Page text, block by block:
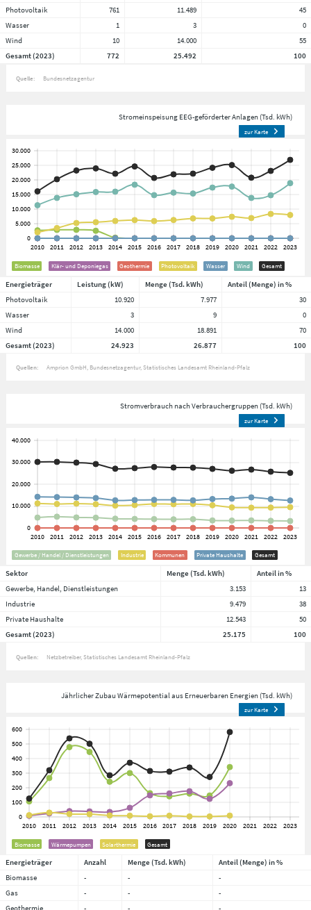
Photovoltaik
761 11.489
45
Wasser
1 3
0
Wind
10 14.000
55
Gesamt (2023)
772 25.492 100
Quelle: Bundesnetzagentur
Stromeinspeisung EEG-geförderter Anlagen (Tsd. kWh)
zur Karte
Biomasse Klär- und Deponiegas Geothermie Photovoltaik Wasser Wind Gesamt
Energieträger Leistung (kW) Menge (Tsd. kWh)
Anteil (Menge) in %
Photovoltaik
10.920 7.977
30
Wasser
3 9
0
Wind
14.000 18.891
70
Gesamt (2023)
24.923 26.877 100
Quellen: Amprion GmbH Bundesnetzagentur Statistisches Landesamt Rheinland-Pfalz
Stromverbrauch nach Verbrauchergruppen (Tsd. kWh)
zur Karte
Gewerbe / Handel / Dienstleistungen Industrie Kommunen Private Haushalte Gesamt
Sektor Menge (Tsd. kWh)
Anteil in %
Gewerbe, Handel, Dienstleistungen
3.153
13
Industrie
9.479
38
Private Haushalte
12.543
50
Gesamt (2023)
25.175 100
Quellen: Netzbetreiber Statistisches Landesamt Rheinland-Pfalz
Jährlicher Zubau Wärmepotential aus Erneuerbaren Energien (Tsd. kWh)
zur Karte
Biomasse Wärmepumpen Solarthermie Gesamt
Energieträger Anzahl Menge (Tsd. kWh)
Anteil (Menge) in %
Biomasse
- -
-
Gas
- -
-